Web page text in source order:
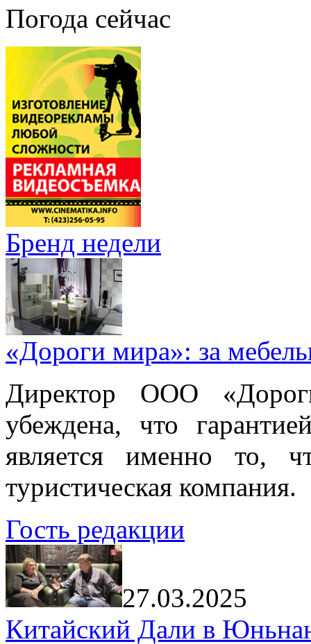
Погода сейчас
Бренд недели
«Дороги мира»: за
Директор ООО
убеждена, что
является именно то,
туристическая компания.
Гость редакции
27.03.2025
Китайский Дали в